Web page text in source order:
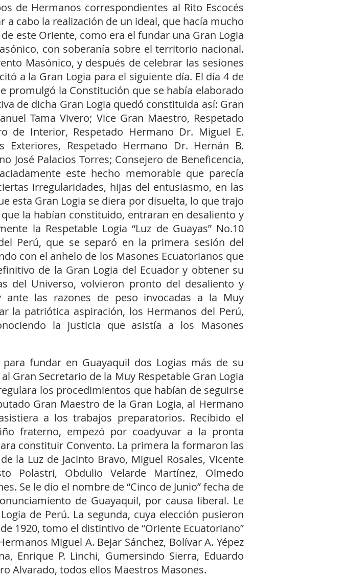
de Hermanos correspondientes al Rito Escocés
cabo la realización de un ideal, que hacía mucho
este Oriente, como era el fundar una Gran Logia
con soberanía sobre el territorio nacional.
Masónico, y después de celebrar las sesiones
a la Gran Logia para el siguiente día. El día 4 de
promulgó la Constitución que se había elaborado
de dicha Gran Logia quedó constituida así: Gran
Tama Vivero; Vice Gran Maestro, Respetado
de Interior, Respetado Hermano Dr. Miguel E.
Exteriores, Respetado Hermano Dr. Hernán B.
José Palacios Torres; Consejero de Beneficencia,
este hecho memorable que parecía
irregularidades, hijas del entusiasmo, en las
esta Gran Logia se diera por disuelta, lo que trajo
la habían constituido, entraran en desaliento y
la Respetable Logia “Luz de Guayas” No.10
Perú, que se separó en la primera sesión del
con el anhelo de los Masones Ecuatorianos que
de la Gran Logia del Ecuador y obtener su
del Universo, volvieron pronto del desaliento y
las razones de peso invocadas a la Muy
la patriótica aspiración, los Hermanos del Perú,
la justicia que asistía a los Masones
fundar en Guayaquil dos Logias más de su
Gran Secretario de la Muy Respetable Gran Logia
los procedimientos que habían de seguirse
Gran Maestro de la Gran Logia, al Hermano
a los trabajos preparatorios. Recibido el
fraterno, empezó por coadyuvar a la pronta
constituir Convento. La primera la formaron las
la Luz de Jacinto Bravo, Miguel Rosales, Vicente
Polastri, Obdulio Velarde Martínez, Olmedo
Se le dio el nombre de “Cinco de Junio” fecha de
de Guayaquil, por causa liberal. Le
de Perú. La segunda, cuya elección pusieron
1920, tomo el distintivo de “Oriente Ecuatoriano”
Miguel A. Bejar Sánchez, Bolívar A. Yépez
Enrique P. Linchi, Gumersindo Sierra, Eduardo
Alvarado, todos ellos Maestros Masones.